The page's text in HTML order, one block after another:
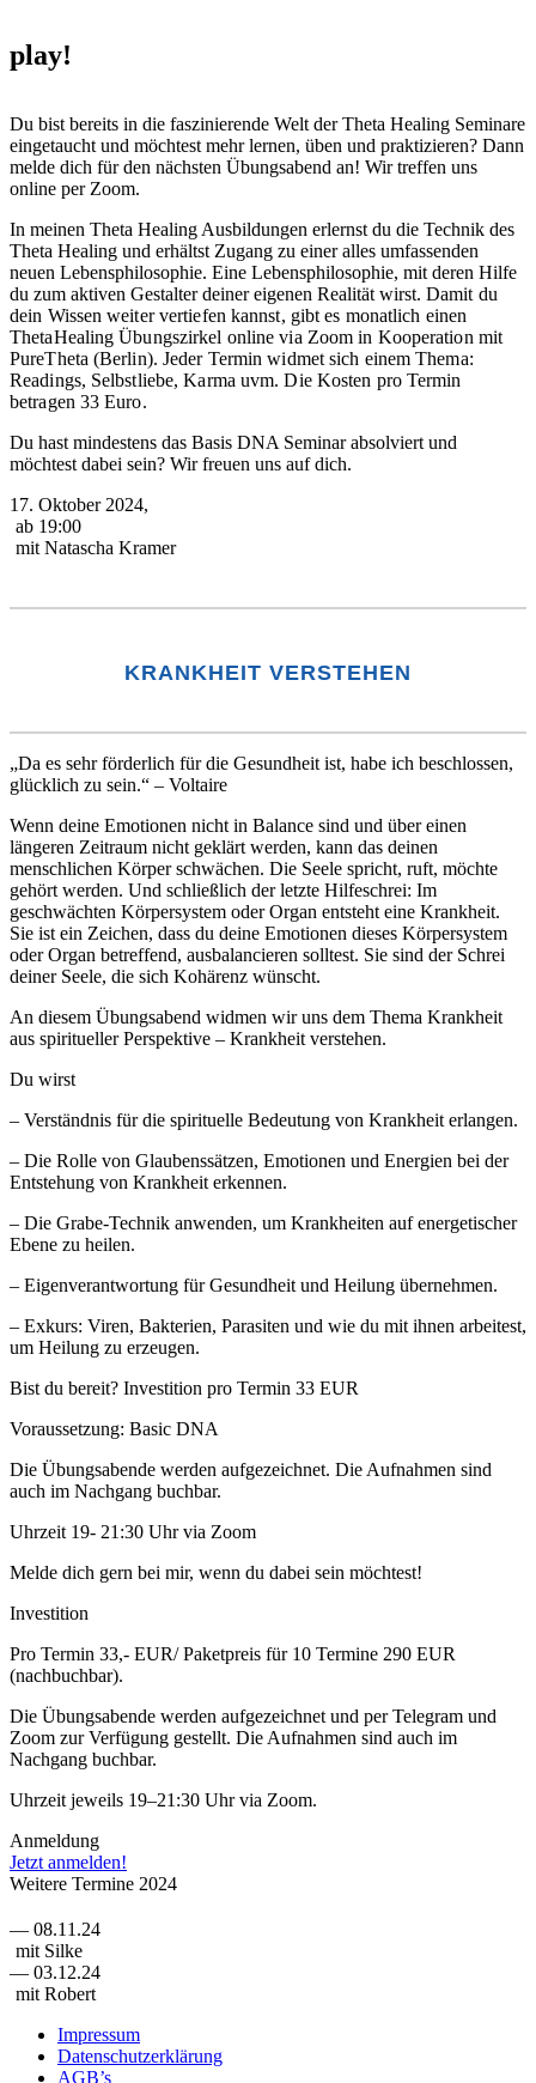
play!
Du bist bereits in die faszinierende Welt der Theta Healing Seminare
eingetaucht und möchtest mehr lernen, üben und praktizieren? Dann
melde dich für den nächsten Übungsabend an! Wir treffen uns
online per Zoom.
In meinen Theta Healing Ausbildungen erlernst du die Technik des
Theta Healing und erhältst Zugang zu einer alles umfassenden
neuen Lebensphilosophie. Eine Lebensphilosophie, mit deren Hilfe
du zum aktiven Gestalter deiner eigenen Realität wirst. Damit du
dein Wissen weiter vertiefen kannst, gibt es monatlich einen
ThetaHealing Übungszirkel online via Zoom in Kooperation mit
PureTheta (Berlin). Jeder Termin widmet sich einem Thema:
Readings, Selbstliebe, Karma uvm. Die Kosten pro Termin
betragen 33 Euro.
Du hast mindestens das Basis DNA Seminar absolviert und
möchtest dabei sein? Wir freuen uns auf dich.
17. Oktober 2024,
ab 19:00
mit Natascha Kramer
KRANKHEIT VERSTEHEN
„Da es sehr förderlich für die Gesundheit ist, habe ich beschlossen,
glücklich zu sein.“ – Voltaire
Wenn deine Emotionen nicht in Balance sind und über einen
längeren Zeitraum nicht geklärt werden, kann das deinen
menschlichen Körper schwächen. Die Seele spricht, ruft, möchte
gehört werden. Und schließlich der letzte Hilfeschrei: Im
geschwächten Körpersystem oder Organ entsteht eine Krankheit.
Sie ist ein Zeichen, dass du deine Emotionen dieses Körpersystem
oder Organ betreffend, ausbalancieren solltest. Sie sind der Schrei
deiner Seele, die sich Kohärenz wünscht.
An diesem Übungsabend widmen wir uns dem Thema Krankheit
aus spiritueller Perspektive – Krankheit verstehen.
Du wirst
– Verständnis für die spirituelle Bedeutung von Krankheit erlangen.
– Die Rolle von Glaubenssätzen, Emotionen und Energien bei der
Entstehung von Krankheit erkennen.
– Die Grabe-Technik anwenden, um Krankheiten auf energetischer
Ebene zu heilen.
– Eigenverantwortung für Gesundheit und Heilung übernehmen.
– Exkurs: Viren, Bakterien, Parasiten und wie du mit ihnen arbeitest,
um Heilung zu erzeugen.
Bist du bereit? Investition pro Termin 33 EUR
Voraussetzung: Basic DNA
Die Übungsabende werden aufgezeichnet. Die Aufnahmen sind
auch im Nachgang buchbar.
Uhrzeit 19- 21:30 Uhr via Zoom
Melde dich gern bei mir, wenn du dabei sein möchtest!
Investition
Pro Termin 33,- EUR/ Paketpreis für 10 Termine 290 EUR
(nachbuchbar).
Die Übungsabende werden aufgezeichnet und per Telegram und
Zoom zur Verfügung gestellt. Die Aufnahmen sind auch im
Nachgang buchbar.
Uhrzeit jeweils 19–21:30 Uhr via Zoom.
Anmeldung
Jetzt anmelden!
Weitere Termine 2024
— 08.11.24
mit Silke
— 03.12.24
mit Robert
Impressum
Datenschutzerklärung
AGB’s